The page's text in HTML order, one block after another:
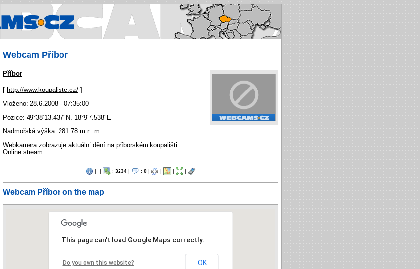
Webcams.cz - Webcams in Czech republic
Webcam Příbor
Příbor
[ http://www.koupaliste.cz/ ]
Vloženo: 28.6.2008 - 07:35:00
Pozice: 49°38‘13.437"N
18°9‘7.538"E
Nadmořská výška: 281.78 m n. m.
Webkamera zobrazuje aktuální dění na příborském koupališti.
Online stream.
| | : 3234 | : 0 | | | |
Webcam Příbor on the map
This page can't load Google Maps correctly.
Do you own this website? OK